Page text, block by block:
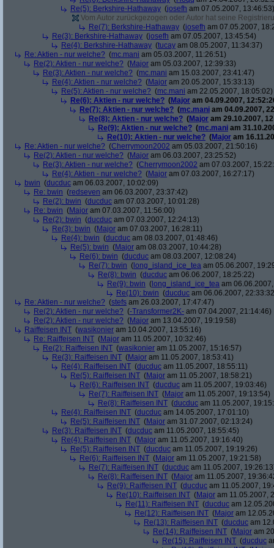
Re(5): Berkshire-Hathaway (josefh am 07.05.2007, 13:46:53)
Vom Autor zurückgezogen oder Autor hat seine
Re(7): Berkshire-Hathaway (josefh am 07.05.2007,
Re(3): Berkshire-Hathaway (josefh am 07.05.2007, 13:45:54)
Re(4): Berkshire-Hathaway (tucay am 08.05.2007, 11:34:37)
Re: Aktien - nur welche? (mc.mani am 05.03.2007, 11:26:51)
Re(2): Aktien - nur welche? (Major am 05.03.2007, 12:39:33)
Re(3): Aktien - nur welche? (mc.mani am 15.03.2007, 23:41:47)
Re(4): Aktien - nur welche? (Major am 20.05.2007, 15:33:13)
Re(5): Aktien - nur welche? (mc.mani am 22.05.2007, 18:05:02)
Re(6): Aktien - nur welche? (Major am 04.09.2007,
Re(7): Aktien - nur welche? (mc.mani am 04.09.2007,
Re(8): Aktien - nur welche? (Major am 29.10.2007,
Re(9): Aktien - nur welche? (mc.mani am
Re(10): Aktien - nur welche? (Major am
Re: Aktien - nur welche? (Cherrymoon2002 am 05.03.2007, 21:50:16)
Re(2): Aktien - nur welche? (Major am 06.03.2007, 23:25:52)
Re(3): Aktien - nur welche? (Cherrymoon2002 am 07.03.2007,
Re(4): Aktien - nur welche? (Major am 07.03.2007, 16:27:17)
bwin (ducduc am 06.03.2007, 10:02:09)
Re: bwin (redseven am 06.03.2007, 23:37:42)
Re(2): bwin (ducduc am 07.03.2007, 10:01:28)
Re: bwin (Major am 07.03.2007, 11:56:00)
Re(2): bwin (ducduc am 07.03.2007, 12:24:13)
Re(3): bwin (Major am 07.03.2007, 16:28:11)
Re(4): bwin (ducduc am 08.03.2007, 01:48:46)
Re(5): bwin (Major am 08.03.2007, 10:44:28)
Re(6): bwin (ducduc am 08.03.2007, 12:08:24)
Re(7): bwin ( long_island_ice_tea am 05.06.2007,
Re(8): bwin (ducduc am 06.06.2007, 18:25:22)
Re(9): bwin ( long_island_ice_tea am
Re(10): bwin (ducduc am 06.06.2007,
Re: Aktien - nur welche? (stefs am 26.03.2007, 17:47:47)
Re(2): Aktien - nur welche? (-Transformer2K- am 07.04.2007, 21:14:46)
Re(2): Aktien - nur welche? (Major am 13.04.2007, 19:19:58)
Raiffeisen INT (wasikonier am 10.04.2007, 13:55:16)
Re: Raiffeisen INT (Major am 11.05.2007, 10:32:46)
Re(2): Raiffeisen INT (wasikonier am 11.05.2007, 15:16:57)
Re(3): Raiffeisen INT (Major am 11.05.2007, 18:53:41)
Re(4): Raiffeisen INT (ducduc am 11.05.2007, 18:55:11)
Re(5): Raiffeisen INT (Major am 11.05.2007, 18:58:21)
Re(6): Raiffeisen INT (ducduc am 11.05.2007, 19:03:46)
Re(7): Raiffeisen INT (Major am 11.05.2007, 19:13:54)
Re(8): Raiffeisen INT (ducduc am 11.05.2007,
Re(4): Raiffeisen INT (ducduc am 14.05.2007, 17:01:10)
Re(5): Raiffeisen INT (Major am 31.07.2007, 02:13:24)
Re(3): Raiffeisen INT (ducduc am 11.05.2007, 18:55:45)
Re(4): Raiffeisen INT (Major am 11.05.2007, 19:16:40)
Re(5): Raiffeisen INT (ducduc am 11.05.2007, 19:19:26)
Re(6): Raiffeisen INT (Major am 11.05.2007, 19:21:58)
Re(7): Raiffeisen INT (ducduc am 11.05.2007,
Re(8): Raiffeisen INT (Major am 11.05.2007,
Re(9): Raiffeisen INT (ducduc am 11.05.2007,
Re(10): Raiffeisen INT (Major am 11.05.2007,
Re(11): Raiffeisen INT (ducduc am
Re(12): Raiffeisen INT (Major am
Re(13): Raiffeisen INT (ducduc am
Re(14): Raiffeisen INT (Major am
Re(15): Raiffeisen INT (ducduc